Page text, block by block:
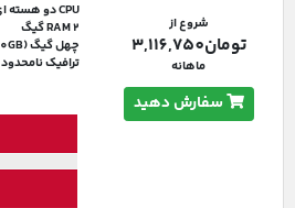
CPU دو هسته ای
RAM 2 گیگ
چهل گیگ Nvme(40GB)
ترافیک نامحدود
شروع از
تومان3,116,750
ماهانه
سفارش دهید